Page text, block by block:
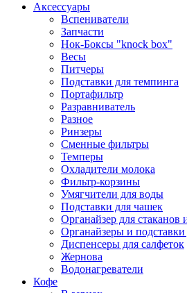
Аксессуары
Вспениватели
Запчасти
Нок-Боксы "knock box"
Весы
Питчеры
Подставки для темпинга
Портафильтр
Разравниватель
Разное
Ринзеры
Сменные фильтры
Темперы
Охладители молока
Фильтр-корзины
Умягчители для воды
Подставки для чашек
Органайзер для
Органайзеры и подставки
Диспенсеры для салфеток
Жернова
Водонагреватели
Кофе